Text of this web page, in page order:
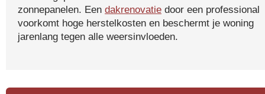
zonnepanelen. Een dakrenovatie door een professional
voorkomt hoge herstelkosten en beschermt je woning
jarenlang tegen alle weersinvloeden.